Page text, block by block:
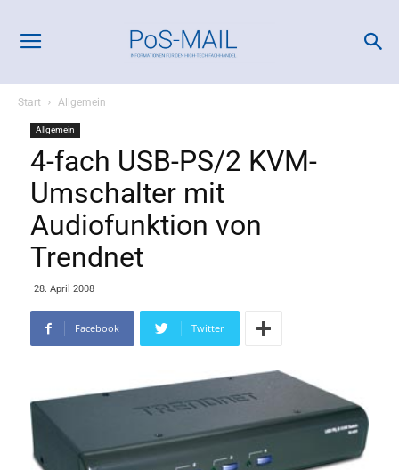
Start Allgemein
Allgemein
4-fach USB-PS/2 KVM-
Umschalter mit
Audiofunktion von
Trendnet
28. April 2008
Facebook Twitter